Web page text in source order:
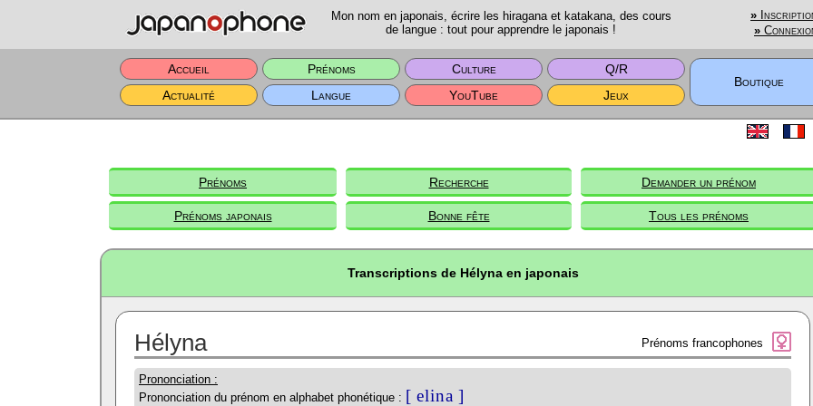
Mon nom en japonais, écrire les hiragana et katakana, des cours
de langue : tout pour apprendre le japonais !
»
»
Accueil Prénoms Culture
Q/R
Boutique
Actualité
Langue YouTube Jeux
Prénoms Recherche Demander un prénom
Prénoms japonais Bonne fête Tous les prénoms
Transcriptions de Hélyna en japonais
Hélyna Prénoms francophones
Prononciation :
Prononciation du prénom en alphabet phonétique : [ elina ]